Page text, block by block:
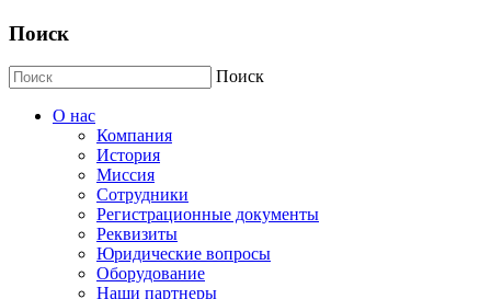
Поиск
Поиск
О нас
Компания
История
Миссия
Сотрудники
Регистрационные документы
Реквизиты
Юридические вопросы
Оборудование
Наши партнеры